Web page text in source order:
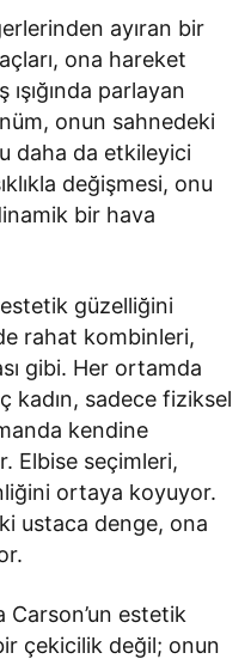
ayıran bir
ona hareket
ışığında parlayan
onun sahnedeki
daha da etkileyici
değişmesi, onu
bir hava
estetik güzelliğini
rahat kombinleri,
gibi. Her ortamda
kadın, sadece fiziksel
kendine
Elbise seçimleri,
ortaya koyuyor.
ustaca denge, ona
Carson’un estetik
çekicilik değil; onun